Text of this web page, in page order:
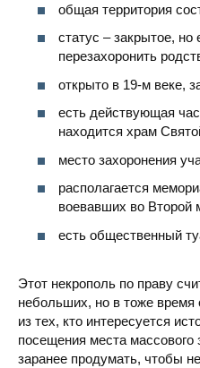
общая территория
статус – закрытое, но
перезахоронить
открыто в 19-м веке,
есть действующая
находится храм
место захоронения
располагается
воевавших во Второй
есть общественный
Этот некрополь по праву
небольших, но в тоже время
из тех, кто интересуется
посещения места массового
заранее продумать, чтобы